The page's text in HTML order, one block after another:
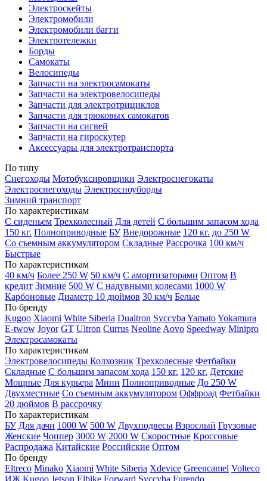
Электроскейты
Электромобили
Электромобили багги
Электротележки
Борды
Самокаты
Велосипеды
Запчасти на электросамокаты
Запчасти на электровелосипеды
Запчасти для электротрициклов
Запчасти для трюковых самокатов
Запчасти на сигвей
Запчасти на гироскутер
Аксессуары для электротранспорта
По типу
Снегоходы Мотобуксировщики Электроснегокаты
Электроснегоходы Электросноуборды
Зимний транспорт
По характеристикам
С сиденьем Трехколесный Для детей С большим запасом хода
150 кг. Полноприводные БУ Внедорожные 120 кг. до 250 W
Со съемным аккумулятором Складные Рассрочка 100 км/ч
Быстрые
По характеристикам
40 км/ч Более 250 W 50 км/ч С амортизаторами Оптом В
кредит Зимние 500 W С надувными колесами 1000 W
Карбоновые Диаметр 10 дюймов 30 км/ч Белые
По бренду
Kugoo Xiaomi White Siberia Dualtron Syccyba YamatoYokamura
E-twow Joyor GT Ultron Currus Neoline Aovo Speedway Minipro
Электросамокаты
По характеристикам
Электровелосипеды Колхозник Трехколесные Фетбайки
Складные С большим запасом хода 150 кг. 120 кг. Детские
Мощные Для курьера Мини Полноприводные До 250 W
Двухместные Со съемным аккумулятором Оффроад Фетбайки
20 дюймов В рассрочку
По характеристикам
БУ Для дачи 1000 W 500 W Двухподвесы Взрослый Грузовые
Женские Чоппер 3000 W 2000 W Скоростные Кроссовые
Распродажа Китайские Российские Оптом
По бренду
Eltreco Minako Xiaomi White Siberia Xdevice Greencamel Volteco
ИЖ Kugoo Jetson Elbike Forward Syccyba Furendo